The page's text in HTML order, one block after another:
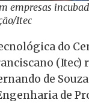
empresas
Itec
do
(Itec)
de
de